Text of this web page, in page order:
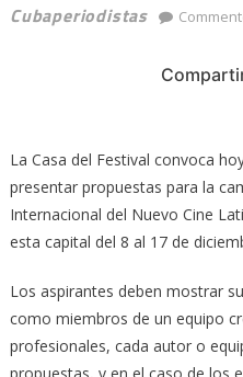
Cubaperiodistas
La Casa del Festival convoca
presentar propuestas para la
Internacional del Nuevo Cine
esta capital del 8 al 17 de
Los aspirantes deben mostrar
como miembros de un equipo
profesionales, cada autor o